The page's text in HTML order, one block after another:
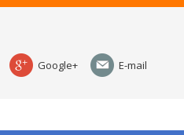
Google+ E-mail